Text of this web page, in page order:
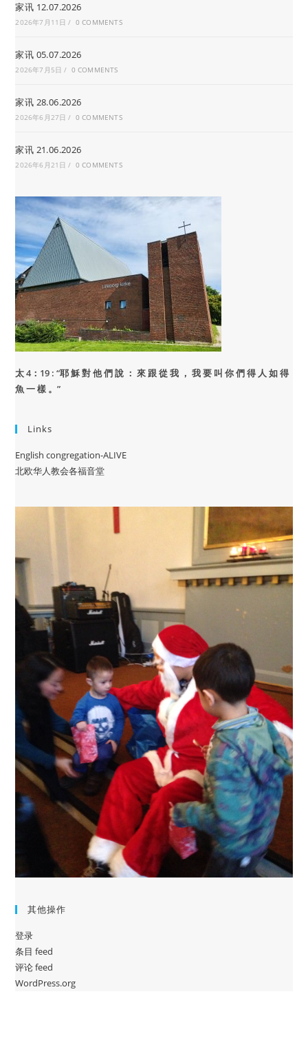
家讯 12.07.2026
2026年7月11日 / 0 COMMENTS
家讯 05.07.2026
2026年7月5日 / 0 COMMENTS
家讯 28.06.2026
2026年6月27日 / 0 COMMENTS
家讯 21.06.2026
2026年6月21日 / 0 COMMENTS
太 4：19 : “耶 穌 對 他 們 說 ： 來 跟 從 我 ， 我 要 叫 你 們 得 人 如 得
魚 一 樣 。”
Links
English congregation-ALIVE
北欧华人教会各福音堂
其他操作
登录
条目 feed
评论 feed
WordPress.org